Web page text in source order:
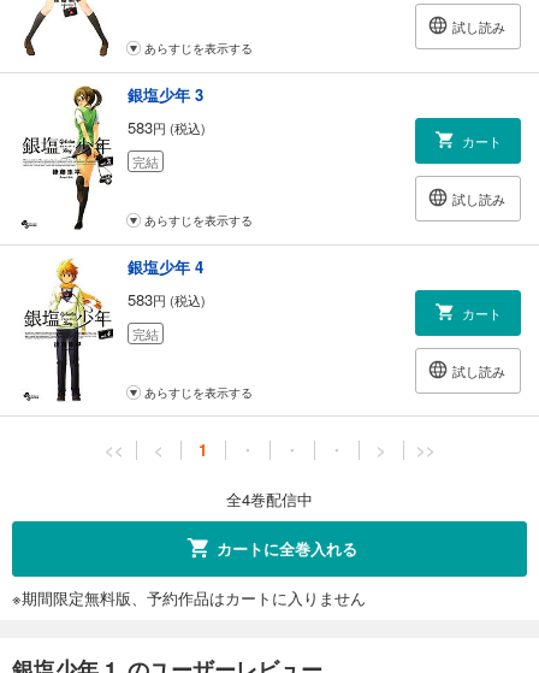
試し読み
あらすじを表示する
銀塩少年 3
583円 (税込)
完結
カート
試し読み
あらすじを表示する
銀塩少年 4
583円 (税込)
完結
カート
試し読み
あらすじを表示する
<< < 1 ・ ・ ・ > >>
全4巻配信中
カートに全巻入れる
※期間限定無料版、予約作品はカートに入りません